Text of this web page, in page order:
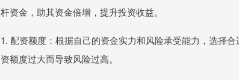
杆资金，助其资金倍增，提升投资收益。
1. 配资额度：根据自己的资金实力和风险承受能力，选择
资额度过大而导致风险过高。